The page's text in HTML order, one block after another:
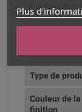
Couleur
Aspect
Type de
Couleur de la
finition
Plus